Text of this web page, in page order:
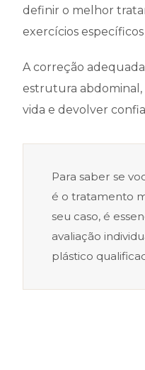
definir o melhor
exercícios
A correção
estrutura
vida e devolver
Para saber se
é o tratamento
seu caso, é
avaliação
plástico